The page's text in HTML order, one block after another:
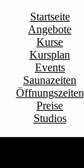
Startseite
Angebote
Kurse
Kursplan
Events
Saunazeiten
Öffnungszeiten
Preise
Studios